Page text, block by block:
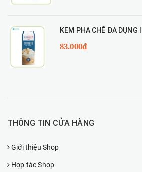
KEM PHA CHẾ ĐA DỤNG
83.000₫
THÔNG TIN CỬA HÀNG
Giới thiệu Shop
Hợp tác Shop